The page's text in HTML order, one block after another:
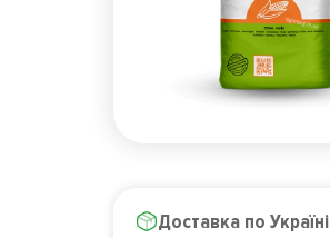
Доставка по Україні